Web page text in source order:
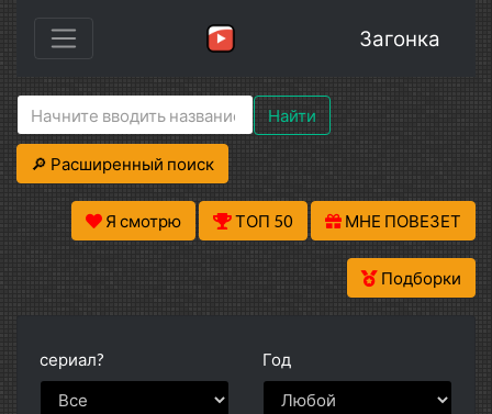
Загонка
Найти
🔎 Расширенный поиск
Я смотрю ТОП 50 МНЕ ПОВЕЗЕТ
Подборки
сериал? Год